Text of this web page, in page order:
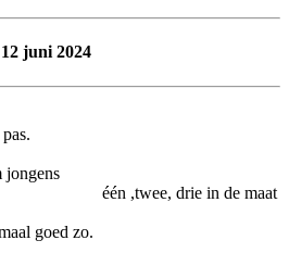
12 juni 2024
drie in de maat
zo.